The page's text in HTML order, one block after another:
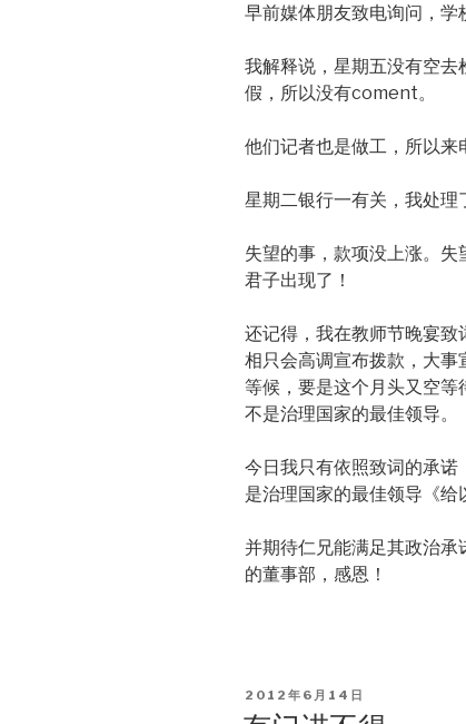
早前媒体朋友致电询问，学
我解释说，星期五没有空
假，所以没有coment。
他们记者也是做工，所以
星期二银行一有关，我处理
失望的事，款项没上涨。
君子出现了！
还记得，我在教师节晚宴
相只会高调宣布拨款，大事
等候，要是这个月头又空
不是治理国家的最佳领导。
今日我只有依照致词的承
是治理国家的最佳领导《给
并期待仁兄能满足其政治
的董事部，感恩！
POSTED
ON
2012年6月14日